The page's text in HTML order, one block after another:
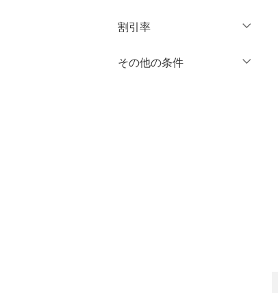
ヘアアクセサリー
マタニティウェア・ベビ
ー用品
クリア 絞り込み
割引率
％OFF～ ％OFF
その他の条件